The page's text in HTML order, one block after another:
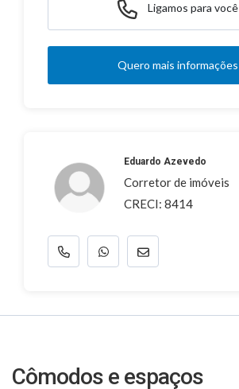
Ligamos para você
Quero mais informações
Eduardo Azevedo
Corretor de imóveis
CRECI: 8414
Cômodos e espaços